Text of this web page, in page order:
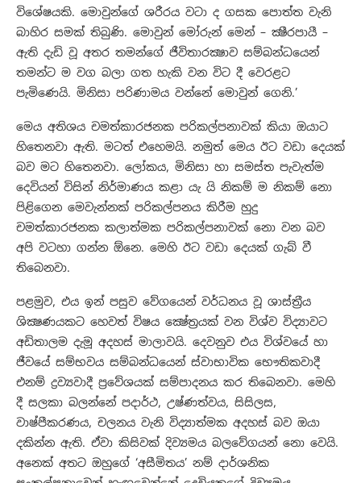
විශේෂයකි. මොවුන්ගේ ශරීරය වටා ද ගසක පොත්ත වැනි
බාහිර සමක් තිබුණි. මොවුන් මෝරුන් මෙන් – ක්‍ෂීරපායී –
ඇති දැඩි වූ අතර තමන්ගේ ජීවිතාරක්‍ෂාව සම්බන්ධයෙන්
තමන්ට ම වග බලා ගත හැකි වන විට දී වෙරළට
පැමිණෙයි. මිනිසා පරිණාමය වන්නේ මොවුන් ගෙනි.’
මෙය අතිශය චමත්කාරජනක පරිකල්පනාවක් කියා ඔයාට
හිතෙනවා ඇති. මටත් එහෙමයි. නමුත් මෙය ඊට වඩා දෙයක්
බව මට හිතෙනවා. ලෝකය, මිනිසා හා සමස්ත පැවැත්ම
දෙවියන් විසින් නිර්මාණය කළා යැ යි නිකම් ම නිකම් නො
පිළිගෙන මෙවැන්නක් පරිකල්පනය කිරීම හුදු
චමත්කාරජනක කලාත්මක පරිකල්පනාවක් නො වන බව
අපි වටහා ගන්න ඕනෙ. මෙහි ඊට වඩා දෙයක් ගැබ් වී
තිබෙනවා.
පළමුව, එය ඉන් පසුව වේගයෙන් වර්ධනය වූ ශාස්ත්‍රීය
ශික්‍ෂණයකට හෙවත් විෂය ක්‍ෂේත්‍රයක් වන විශ්ව විද්‍යාවට
අඩිතාලම දැමූ අදහස් මාලාවයි. දෙවනුව එය විශ්වයේ හා
ජීවයේ සම්භවය සම්බන්ධයෙන් ස්වාභාවික භෞතිකවාදී
එනම් ද්‍රව්‍යවාදී ප්‍රවේශයක් සම්පාදනය කර තිබෙනවා. මෙහි
දී සලකා බලන්නේ පදාර්ථ, උෂ්ණත්වය, සිසිලස,
වාෂ්පීකරණය, චලනය වැනි විද්‍යාත්මක අදහස් බව ඔයා
දකින්න ඇති. ඒවා කිසිවක් දිව්‍යමය බලවේගයන් නො වෙයි.
අනෙක් අතට ඔහුගේ ‘අසීමිතය’ නම් දාර්ශනික